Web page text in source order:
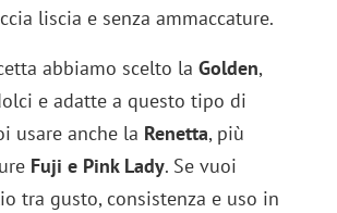
liscia e senza ammaccature.
abbiamo scelto laGolden,
e adatte a questo tipo di
usare anche la Renetta, più
Fuji e Pink Lady. Se vuoi
tra gusto, consistenza e uso in